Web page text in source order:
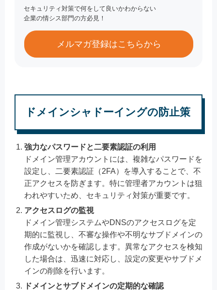
セキュリティ対策で何をして良いかわからない
企業の情シス部門の方必見！
メルマガ登録はこちらから
ドメインシャドーイングの防止策
強力なパスワードと二要素認証の利用
ドメイン管理アカウントには、複雑なパスワードを
設定し、二要素認証（2FA）を導入することで、不
正アクセスを防ぎます。特に管理者アカウントは狙
われやすいため、セキュリティ対策が重要です。
アクセスログの監視
ドメイン管理システムやDNSのアクセスログを定
期的に監視し、不審な操作や不明なサブドメインの
作成がないかを確認します。異常なアクセスを検知
した場合は、迅速に対応し、設定の変更やサブドメ
インの削除を行います。
ドメインとサブドメインの定期的な確認